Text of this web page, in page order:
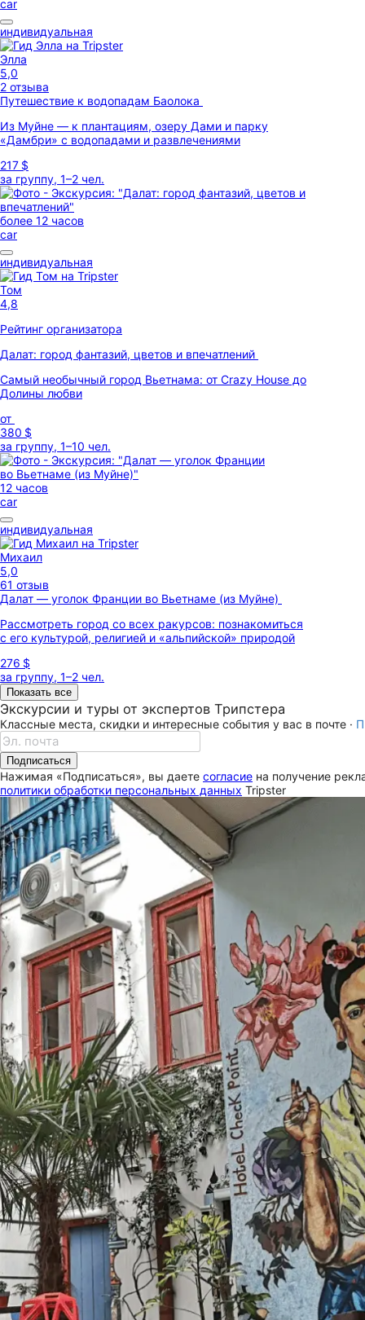
car
индивидуальная
Элла
5,0
2 отзыва
Путешествие к водопадам Баолока
Из Муйне — к плантациям, озеру Дами и парку
«Дамбри» с водопадами и развлечениями
217 $
за группу, 1–2 чел.
более 12 часов
car
индивидуальная
Том
4,8
Рейтинг организатора
Далат: город фантазий, цветов и впечатлений
Самый необычный город Вьетнама: от Crazy House до
Долины любви
от
380 $
за группу, 1–10 чел.
12 часов
car
индивидуальная
Михаил
5,0
61 отзыв
Далат — уголок Франции во Вьетнаме (из Муйне)
Рассмотреть город со всех ракурсов: познакомиться
с его культурой, религией и «альпийской» природой
276 $
за группу, 1–2 чел.
Показать все
Экскурсии и туры от экспертов Трипстера
Классные места, скидки и интересные события у вас в почте ·
Подписаться
Нажимая «Подписаться», вы даете согласие на получение
политики обработки персональных данных Tripster